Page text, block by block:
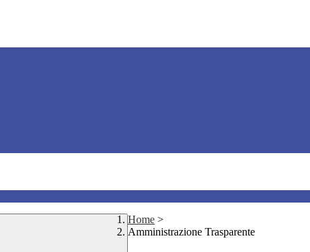
Home >
Amministrazione Trasparente